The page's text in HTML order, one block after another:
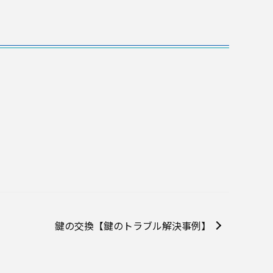
鍵の交換【鍵のトラブル解決事例】